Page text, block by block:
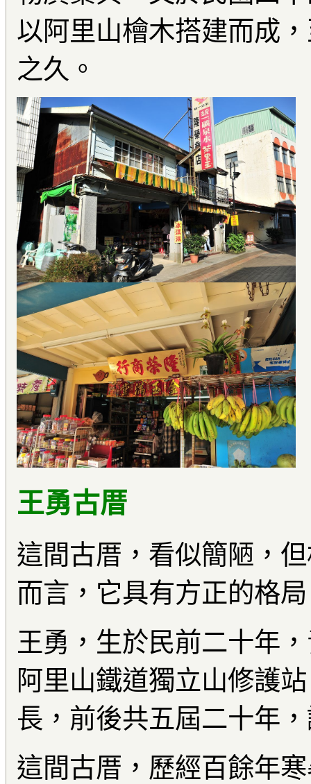
以阿里山檜木搭建而成
之久。
王勇古厝
這間古厝，看似簡陋，
而言，它具有方正的格
王勇，生於民前二十年
阿里山鐵道獨立山修護
長，前後共五屆二十年
這間古厝，歷經百餘年